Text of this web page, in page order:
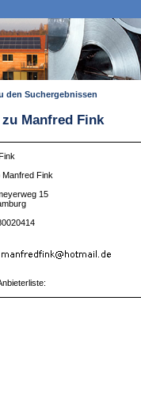
den Suchergebnissen
zu Manfred Fink
Manfred Fink
15